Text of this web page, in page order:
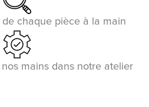
chaque pièce à la main
mains dans notre atelier